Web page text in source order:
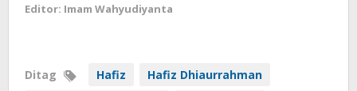
Editor: Imam Wahyudiyanta
Ditag Hafiz
Hafiz Dhiaurrahman